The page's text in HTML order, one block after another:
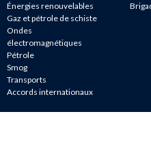
Énergies renouvelables
Gaz et pétrole de schiste
Ondes
électromagnétiques
Pétrole
Smog
Transports
Accords internationaux